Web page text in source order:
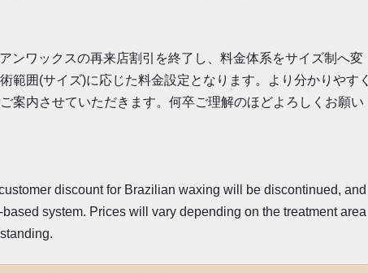
ンワックスの再来店割引を終了し、料金体系をサイズ制へ変
範囲(サイズ)に応じた料金設定となります。より分かりやすく
案内させていただきます。何卒ご理解のほどよろしくお願い
discount for Brazilian waxing will be discontinued, and
system. Prices will vary depending on the treatment area